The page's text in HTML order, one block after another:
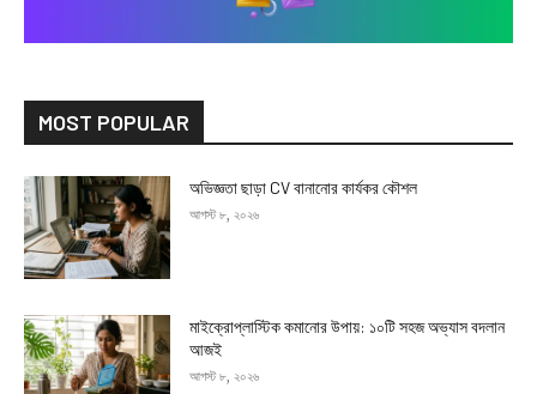
MOST POPULAR
অভিজ্ঞতা ছাড়া CV বানানোর কার্যকর কৌশল
আগস্ট ৮, ২০২৬
মাইক্রোপ্লাস্টিক কমানোর উপায়: ১০টি সহজ অভ্যাস বদলান
আজই
আগস্ট ৮, ২০২৬